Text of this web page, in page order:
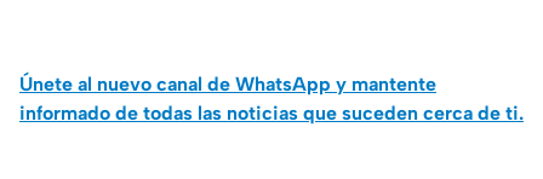
Únete al nuevo canal de WhatsApp y mantente
informado de todas las noticias que suceden cerca de ti.